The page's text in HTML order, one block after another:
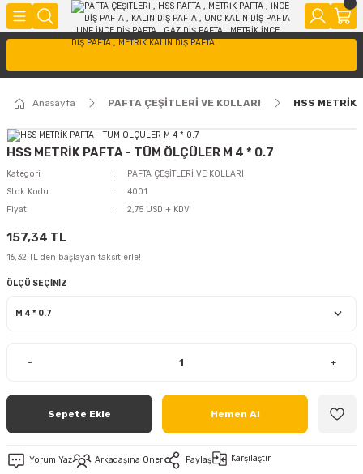
Anasayfa PAFTA ÇEŞİTLERİ VE KOLLARI HSS METRİK
HSS METRİK PAFTA - TÜM ÖLÇÜLER M 4 * 0.7
Kategori
PAFTA ÇEŞİTLERİ VE KOLLARI
Stok Kodu
4001
Fiyat
2,75 USD + KDV
157,34 TL
16,32 TL den başlayan taksitlerle!
ÖLÇÜ SEÇİNİZ
- +
Sepete Ekle Hemen Al
Yorum Yaz Arkadaşına Öner Paylaş Karşılaştır